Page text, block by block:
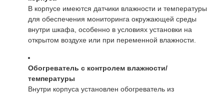
Масса 5070 фунтов
В корпусе имеются датчики влажности и температуры
для обеспечения мониторинга окружающей среды
внутри шкафа, особенно в условиях установки на
открытом воздухе или при переменной влажности.
Обогреватель с контролем влажности/
температуры
Внутри корпуса установлен обогреватель из